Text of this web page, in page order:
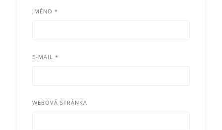
JMÉNO *
E-MAIL *
WEBOVÁ STRÁNKA